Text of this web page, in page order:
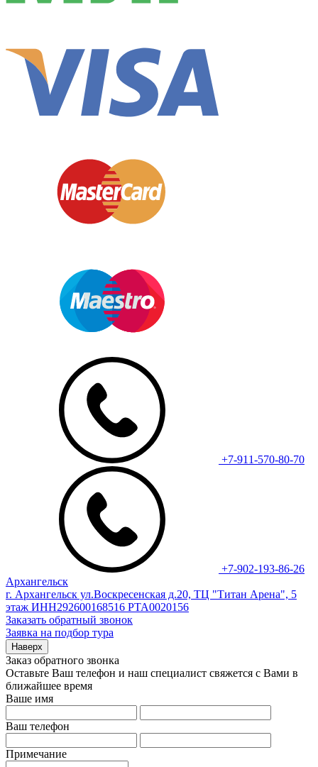
+7-911-570-80-70
+7-902-193-86-26
Архангельск
г. Архангельск ул.Воскресенская д.20, ТЦ "Титан Арена", 5
этаж ИНН292600168516 РТА0020156
Заказать обратный звонок
Заявка на подбор тура
Наверх
Заказ обратного звонка
Оставьте Ваш телефон и наш специалист свяжется с Вами в
ближайшее время
Ваше имя
Ваш телефон
Примечание